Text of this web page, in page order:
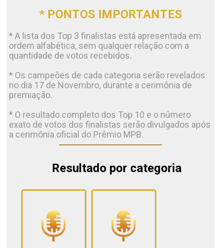
* PONTOS IMPORTANTES
* A lista dos Top 3 finalistas está apresentada em
ordem alfabética, sem qualquer relação com a
quantidade de votos recebidos.
* Os campeões de cada categoria serão revelados
no dia 17 de Novembro, durante a cerimônia de
premiação.
* O resultado completo dos Top 10 e o número
exato de votos dos finalistas serão divulgados após
a cerimônia oficial do Prêmio MPB.
Resultado por categoria